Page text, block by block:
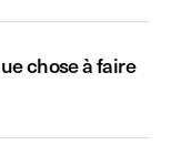
chose à faire